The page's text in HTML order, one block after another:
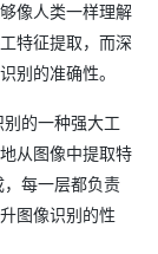
像人类一样理解
特征提取，而深
别的准确性。
的一种强大工
从图像中提取特
每一层都负责
图像识别的性